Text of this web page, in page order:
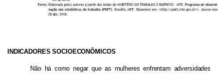
INDICADORES SOCIOECONÔMICOS
Não há como negar que as mulheres enfrentam adversidades